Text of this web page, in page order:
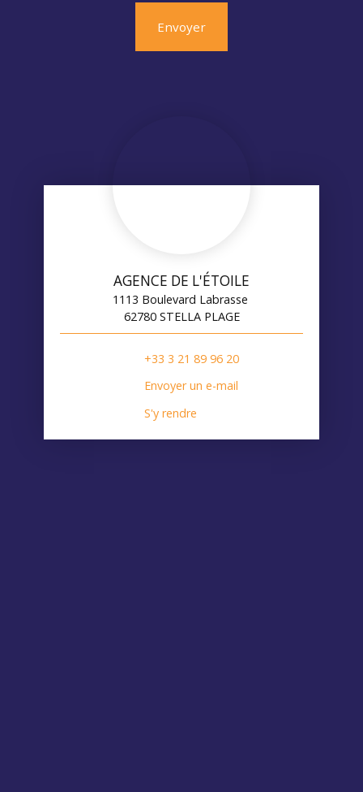
Envoyer
AGENCE DE L'ÉTOILE
1113 Boulevard Labrasse
62780 STELLA PLAGE
+33 3 21 89 96 20
Envoyer un e-mail
S'y rendre